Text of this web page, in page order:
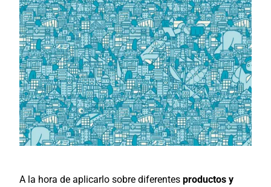
A la hora de aplicarlo sobre diferentes productos y